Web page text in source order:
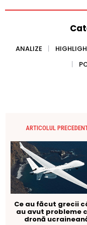
ANALIZE
ARTICOLUL
Ce au făcut grecii
au avut probleme
dronă